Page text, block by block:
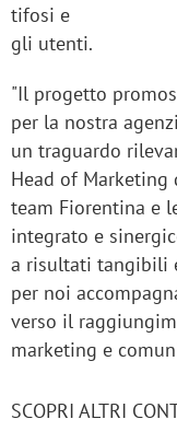
tifosi e
gli utenti.
"Il progetto
per la nostra
un traguardo
Head of Marketing
team Fiorentina e
integrato e
a risultati tangibili
per noi
verso il
marketing e
SCOPRI ALTRI